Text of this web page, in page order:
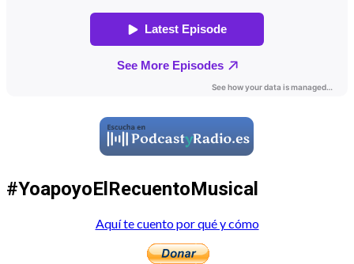
#YoapoyoElRecuentoMusical
Aquí te cuento por qué y cómo